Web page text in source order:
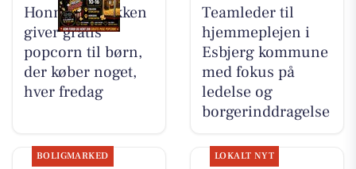
Honning-krukken
giver gratis
popcorn til børn,
der køber noget,
hver fredag
Teamleder til
hjemmeplejen i
Esbjerg kommune
med fokus på
ledelse og
borgerinddragelse
BOLIGMARKED LOKALT NYT